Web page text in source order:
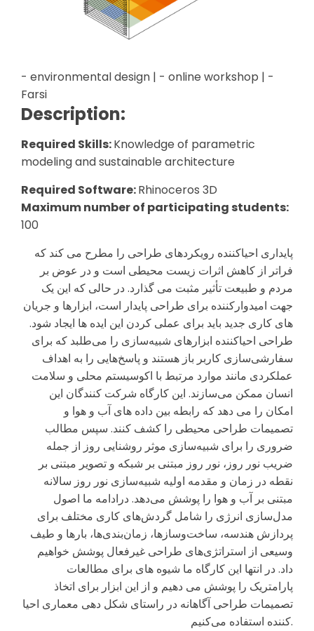
- environmental design | - online workshop | -
Farsi
Description:
Required Skills:Knowledge of parametric
modeling and sustainable architecture
Required Software:Rhinoceros 3D
Maximum number of participating students:
100
پایداری احیاکننده رویکردهای طراحی را مطرح می کند که
فراتر از کاهش اثرات زیست محیطی است و در عوض بر
مردم و طبیعت تأثیر مثبت می گذارد. در حالی که این یک
جهت امیدوارکننده برای طراحی پایدار است، ابزارها و جریان
های کاری جدید باید برای عملی کردن این ایده ها ایجاد شود.
طراحی احیاکننده ابزارهای شبیه‌سازی را می‌طلبد که برای
سفارشی‌سازی کاربر باز هستند و پاسخ‌هایی را به اهداف
عملکردی مانند موارد مرتبط با اکوسیستم محلی و سلامت
انسان ممکن می‌سازند. این کارگاه شرکت کنندگان این
امکان را می دهد که رابطه بین داده های آب و هوا و
تصمیمات طراحی محیطی را کشف کنند. سپس مطالب
ضروری را برای شبیه‌سازی موثر روشنایی روز از جمله
ضریب نور روز، نور روز مبتنی بر شبکه و تصویر مبتنی بر
نقطه در زمان و مقدمه اولیه شبیه‌سازی نور روز سالانه
مبتنی بر آب و هوا را پوشش می‌دهد. درادامه ما اصول
مدل‌سازی انرژی را شامل گردش‌های کاری مختلف برای
پردازش هندسه، ساخت‌وسازها، زمان‌بندی‌ها، بارها و طیف
وسیعی از استراتژی‌های طراحی غیرفعال پوشش خواهیم
داد. در انتها این کارگاه ما شیوه های برای مطالعات
پارامتریک را پوشش می دهیم و از این ابزار برای اتخاذ
تصمیمات طراحی آگاهانه در راستای شکل دهی معماری احیا
کننده استفاده می‌کنیم.